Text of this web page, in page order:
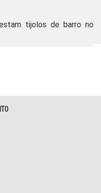
tijolos de barro no